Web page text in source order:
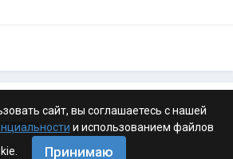
сайт, вы соглашаетесь с нашей
и использованием файлов
Принимаю